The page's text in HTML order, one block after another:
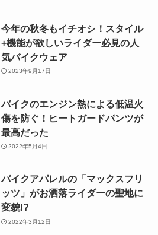
今年の秋冬もイチオシ！スタイル
+機能が欲しいライダー必見の人
気バイクウェア
2023年9月17日
バイクのエンジン熱による低温火
傷を防ぐ！ヒートガードパンツが
最高だった
2022年5月4日
バイクアパレルの「マックスフリ
ッツ」がお洒落ライダーの聖地に
変貌!?
2022年3月12日